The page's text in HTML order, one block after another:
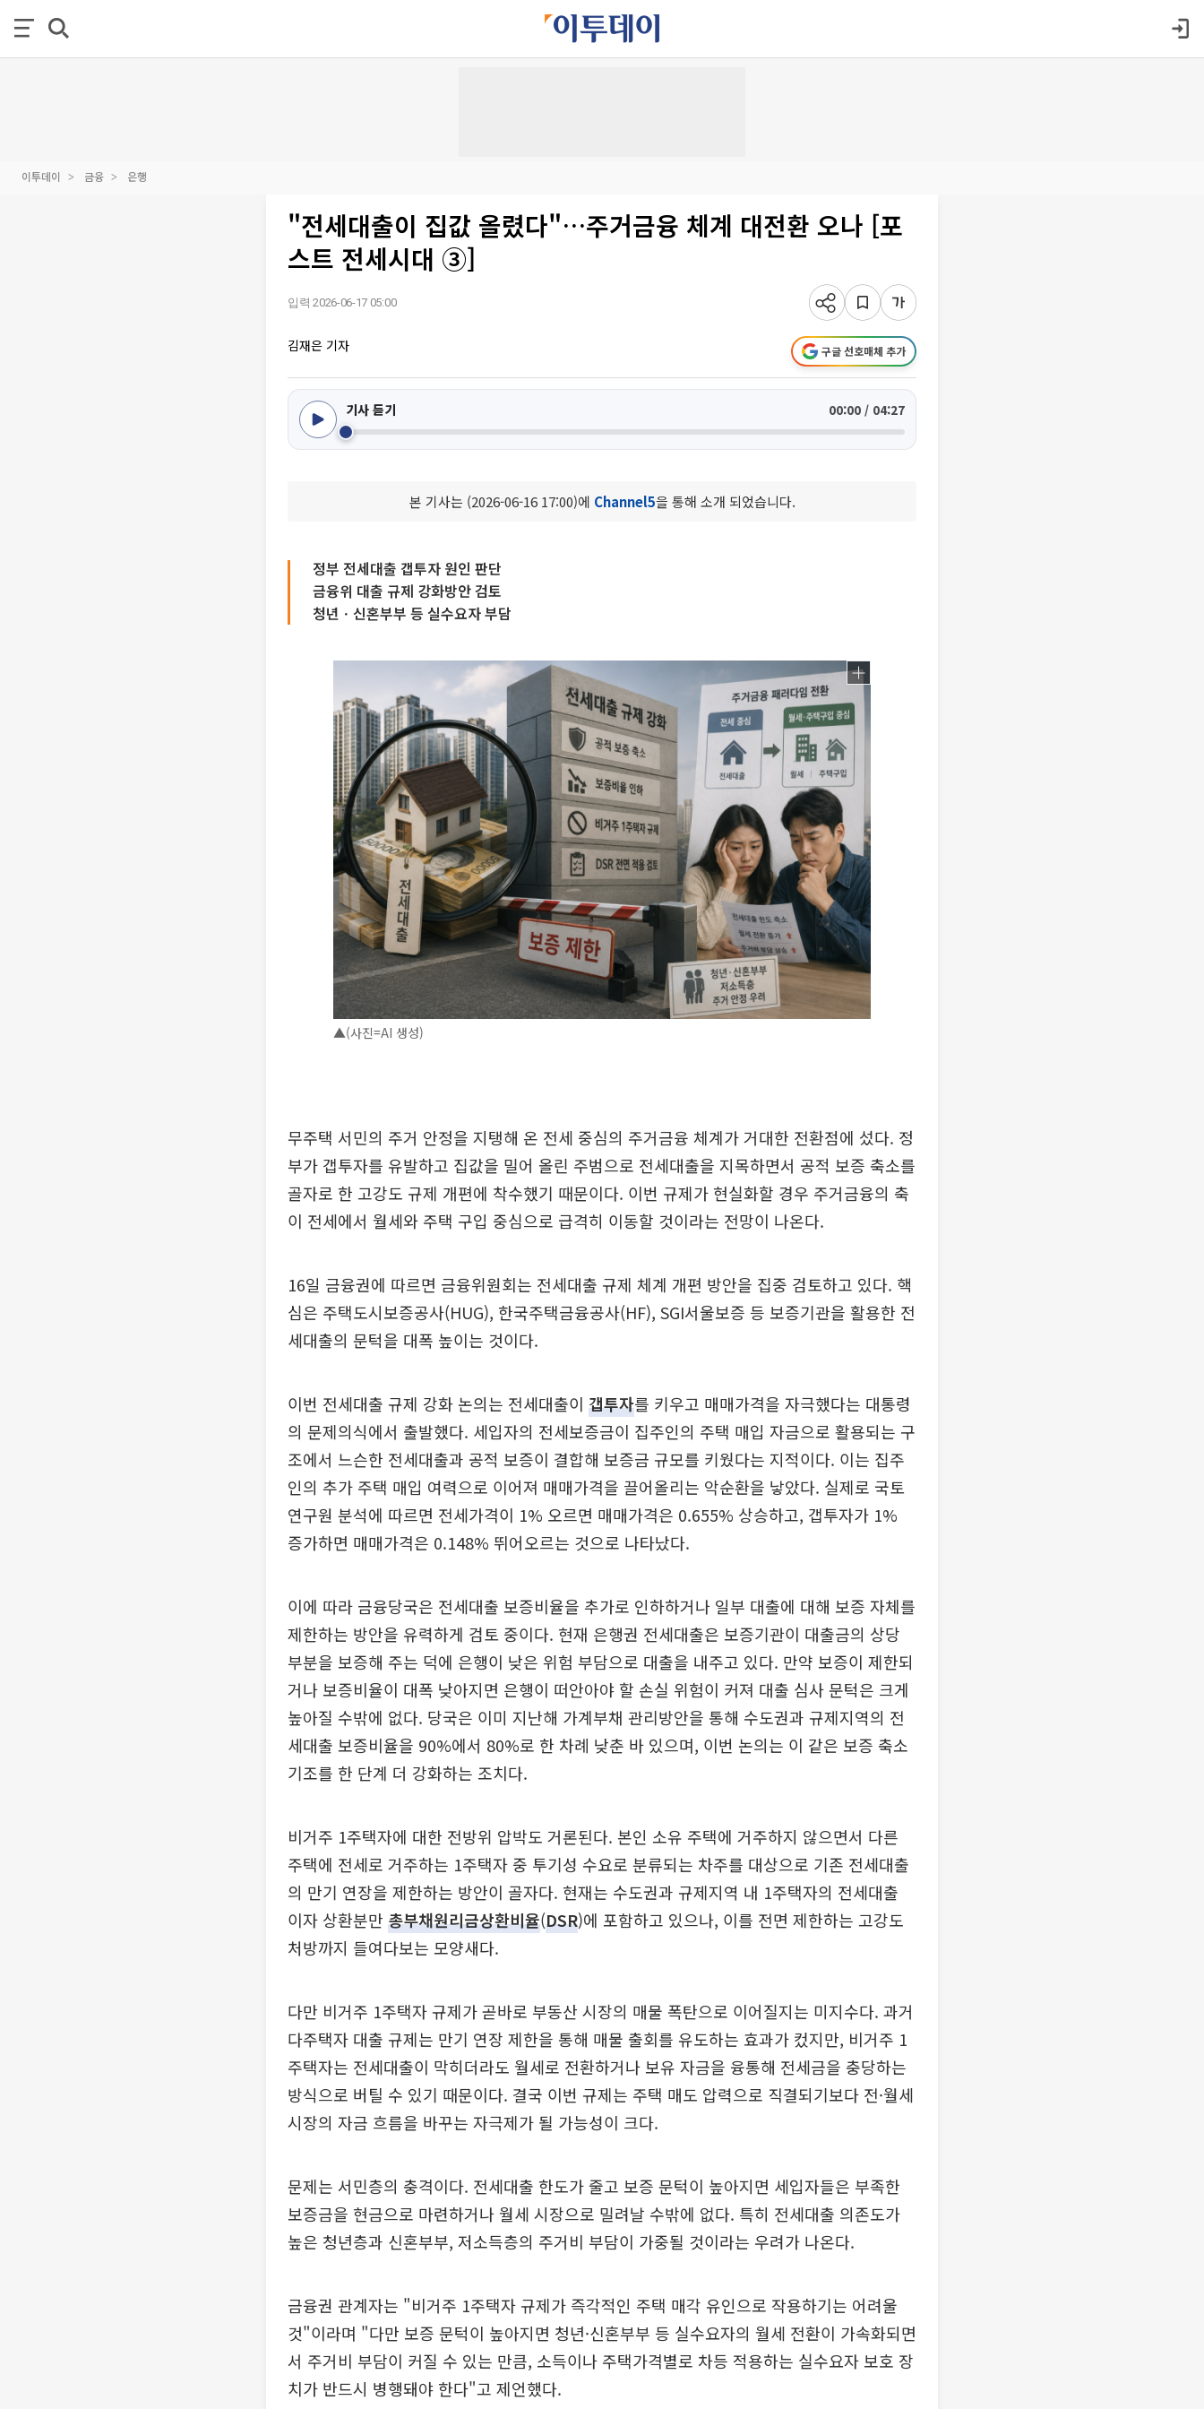
이투데이 금융 은행
"전세대출이 집값 올렸다"…주거금융 체계 대전환 오나 [포
스트 전세시대 ③]
입력 2026-06-17 05:00
김재은 기자 구글 선호매체 추가
기사 듣기 00:00 / 04:27
본 기사는 (2026-06-16 17:00)에 Channel5을 통해 소개 되었습니다.
정부 전세대출 갭투자 원인 판단
금융위 대출 규제 강화방안 검토
청년ㆍ신혼부부 등 실수요자 부담
▲(사진=AI 생성)
무주택 서민의 주거 안정을 지탱해 온 전세 중심의 주거금융 체계가 거대한 전환점에 섰다. 정
부가 갭투자를 유발하고 집값을 밀어 올린 주범으로 전세대출을 지목하면서 공적 보증 축소를
골자로 한 고강도 규제 개편에 착수했기 때문이다. 이번 규제가 현실화할 경우 주거금융의 축
이 전세에서 월세와 주택 구입 중심으로 급격히 이동할 것이라는 전망이 나온다.
16일 금융권에 따르면 금융위원회는 전세대출 규제 체계 개편 방안을 집중 검토하고 있다. 핵
심은 주택도시보증공사(HUG), 한국주택금융공사(HF), SGI서울보증 등 보증기관을 활용한 전
세대출의 문턱을 대폭 높이는 것이다.
이번 전세대출 규제 강화 논의는 전세대출이 갭투자를 키우고 매매가격을 자극했다는 대통령
의 문제의식에서 출발했다. 세입자의 전세보증금이 집주인의 주택 매입 자금으로 활용되는 구
조에서 느슨한 전세대출과 공적 보증이 결합해 보증금 규모를 키웠다는 지적이다. 이는 집주
인의 추가 주택 매입 여력으로 이어져 매매가격을 끌어올리는 악순환을 낳았다. 실제로 국토
연구원 분석에 따르면 전세가격이 1% 오르면 매매가격은 0.655% 상승하고, 갭투자가 1%
증가하면 매매가격은 0.148% 뛰어오르는 것으로 나타났다.
이에 따라 금융당국은 전세대출 보증비율을 추가로 인하하거나 일부 대출에 대해 보증 자체를
제한하는 방안을 유력하게 검토 중이다. 현재 은행권 전세대출은 보증기관이 대출금의 상당
부분을 보증해 주는 덕에 은행이 낮은 위험 부담으로 대출을 내주고 있다. 만약 보증이 제한되
거나 보증비율이 대폭 낮아지면 은행이 떠안아야 할 손실 위험이 커져 대출 심사 문턱은 크게
높아질 수밖에 없다. 당국은 이미 지난해 가계부채 관리방안을 통해 수도권과 규제지역의 전
세대출 보증비율을 90%에서 80%로 한 차례 낮춘 바 있으며, 이번 논의는 이 같은 보증 축소
기조를 한 단계 더 강화하는 조치다.
비거주 1주택자에 대한 전방위 압박도 거론된다. 본인 소유 주택에 거주하지 않으면서 다른
주택에 전세로 거주하는 1주택자 중 투기성 수요로 분류되는 차주를 대상으로 기존 전세대출
의 만기 연장을 제한하는 방안이 골자다. 현재는 수도권과 규제지역 내 1주택자의 전세대출
이자 상환분만 총부채원리금상환비율(DSR)에 포함하고 있으나, 이를 전면 제한하는 고강도
처방까지 들여다보는 모양새다.
다만 비거주 1주택자 규제가 곧바로 부동산 시장의 매물 폭탄으로 이어질지는 미지수다. 과거
다주택자 대출 규제는 만기 연장 제한을 통해 매물 출회를 유도하는 효과가 컸지만, 비거주 1
주택자는 전세대출이 막히더라도 월세로 전환하거나 보유 자금을 융통해 전세금을 충당하는
방식으로 버틸 수 있기 때문이다. 결국 이번 규제는 주택 매도 압력으로 직결되기보다 전·월세
시장의 자금 흐름을 바꾸는 자극제가 될 가능성이 크다.
문제는 서민층의 충격이다. 전세대출 한도가 줄고 보증 문턱이 높아지면 세입자들은 부족한
보증금을 현금으로 마련하거나 월세 시장으로 밀려날 수밖에 없다. 특히 전세대출 의존도가
높은 청년층과 신혼부부, 저소득층의 주거비 부담이 가중될 것이라는 우려가 나온다.
금융권 관계자는 "비거주 1주택자 규제가 즉각적인 주택 매각 유인으로 작용하기는 어려울
것"이라며 "다만 보증 문턱이 높아지면 청년·신혼부부 등 실수요자의 월세 전환이 가속화되면
서 주거비 부담이 커질 수 있는 만큼, 소득이나 주택가격별로 차등 적용하는 실수요자 보호 장
치가 반드시 병행돼야 한다"고 제언했다.